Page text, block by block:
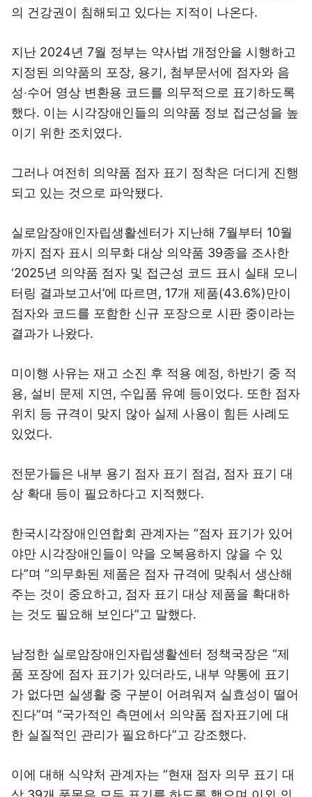
의 건강권이 침해되고 있다는 지적이 나온다.
지난 2024년 7월 정부는 약사법 개정안을 시행하고
지정된 의약품의 포장, 용기, 첨부문서에 점자와 음
성‧수어 영상 변환용 코드를 의무적으로 표기하도록
했다. 이는 시각장애인들의 의약품 정보 접근성을 높
이기 위한 조치였다.
그러나 여전히 의약품 점자 표기 정착은 더디게 진행
되고 있는 것으로 파악됐다.
실로암장애인자립생활센터가 지난해 7월부터 10월
까지 점자 표시 의무화 대상 의약품 39종을 조사한
‘2025년 의약품 점자 및 접근성 코드 표시 실태 모니
터링 결과보고서’에 따르면, 17개 제품(43.6%)만이
점자와 코드를 포함한 신규 포장으로 시판 중이라는
결과가 나왔다.
미이행 사유는 재고 소진 후 적용 예정, 하반기 중 적
용, 설비 문제 지연, 수입품 유예 등이었다. 또한 점자
위치 등 규격이 맞지 않아 실제 사용이 힘든 사례도
있었다.
전문가들은 내부 용기 점자 표기 점검, 점자 표기 대
상 확대 등이 필요하다고 지적했다.
한국시각장애인연합회 관계자는 “점자 표기가 있어
야만 시각장애인들이 약을 오복용하지 않을 수 있
다”며 “의무화된 제품은 점자 규격에 맞춰서 생산해
주는 것이 중요하고, 점자 표기 대상 제품을 확대하
는 것도 필요해 보인다”고 말했다.
남정한 실로암장애인자립생활센터 정책국장은 “제
품 포장에 점자 표기가 있더라도, 내부 약통에 표기
가 없다면 실생활 중 구분이 어려워져 실효성이 떨어
진다”며 “국가적인 측면에서 의약품 점자표기에 대
한 실질적인 관리가 필요하다”고 강조했다.
이에 대해 식약처 관계자는 “현재 점자 의무 표기 대